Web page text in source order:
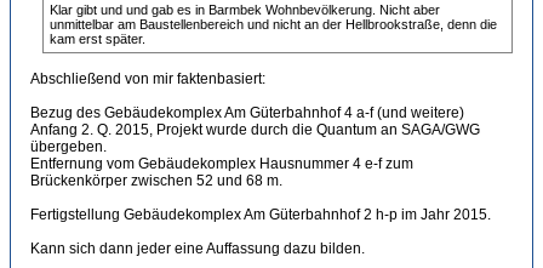
Klar gibt und und gab es in Barmbek Wohnbevölkerung. Nicht aber
unmittelbar am Baustellenbereich und nicht an der Hellbrookstraße, denn die
kam erst später.
Abschließend von mir faktenbasiert:
Bezug des Gebäudekomplex Am Güterbahnhof 4 a-f (und weitere)
Anfang 2. Q. 2015, Projekt wurde durch die Quantum an SAGA/GWG
übergeben.
Entfernung vom Gebäudekomplex Hausnummer 4 e-f zum
Brückenkörper zwischen 52 und 68 m.
Fertigstellung Gebäudekomplex Am Güterbahnhof 2 h-p im Jahr 2015.
Kann sich dann jeder eine Auffassung dazu bilden.